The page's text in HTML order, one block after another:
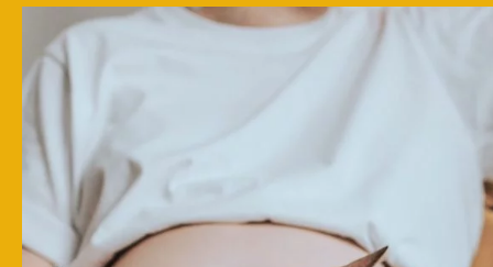
Haustiere
der
ein
rechtliches
Spannungsfeld
Alltags